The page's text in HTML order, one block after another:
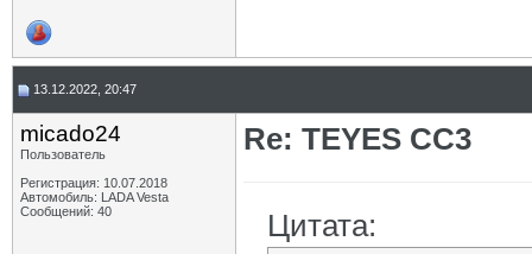
13.12.2022, 20:47
micado24
Пользователь
Регистрация: 10.07.2018
Автомобиль: LADA Vesta
Сообщений: 40
Re: TEYES CC3
Цитата: